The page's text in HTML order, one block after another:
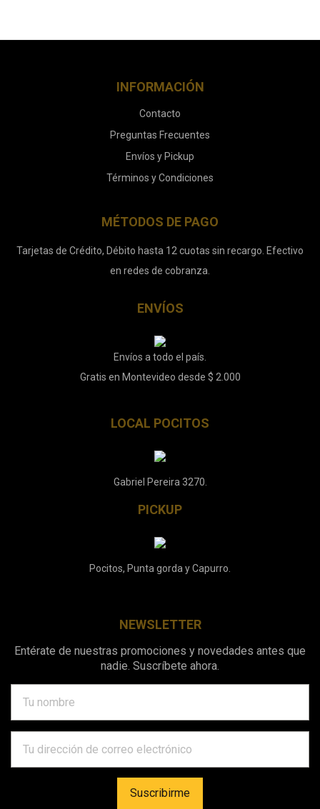
INFORMACIÓN
Contacto
Preguntas Frecuentes
Envíos y Pickup
Términos y Condiciones
MÉTODOS DE PAGO
Tarjetas de Crédito, Débito hasta 12 cuotas sin recargo. Efectivo
en redes de cobranza.
ENVÍOS
Envíos a todo el país.
Gratis en Montevideo desde $ 2.000
LOCAL POCITOS
Gabriel Pereira 3270.
PICKUP
Pocitos, Punta gorda y Capurro.
NEWSLETTER
Entérate de nuestras promociones y novedades antes que
nadie. Suscríbete ahora.